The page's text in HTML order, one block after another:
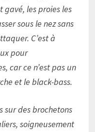
gavé, les proies les
sous le nez sans
C’est à
pour
car ce n’est pas un
et le black-bass.
sur des brochetons
soigneusement